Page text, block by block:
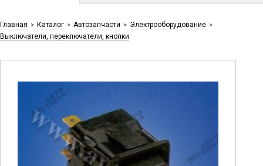
Главная > Каталог > Автозапчасти > Электрооборудование >
Выключатели, переключатели, кнопки